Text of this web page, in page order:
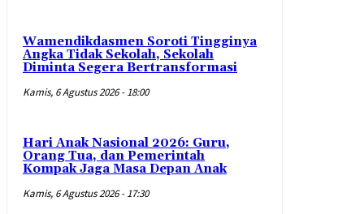
Wamendikdasmen Soroti Tingginya
Angka Tidak Sekolah, Sekolah
Diminta Segera Bertransformasi
Kamis, 6 Agustus 2026 - 18:00
Hari Anak Nasional 2026: Guru,
Orang Tua, dan Pemerintah
Kompak Jaga Masa Depan Anak
Kamis, 6 Agustus 2026 - 17:30